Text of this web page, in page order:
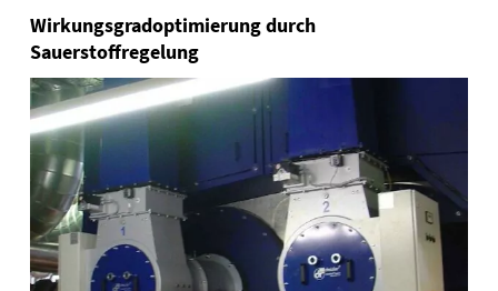
Wirkungsgradoptimierung durch
Sauerstoffregelung